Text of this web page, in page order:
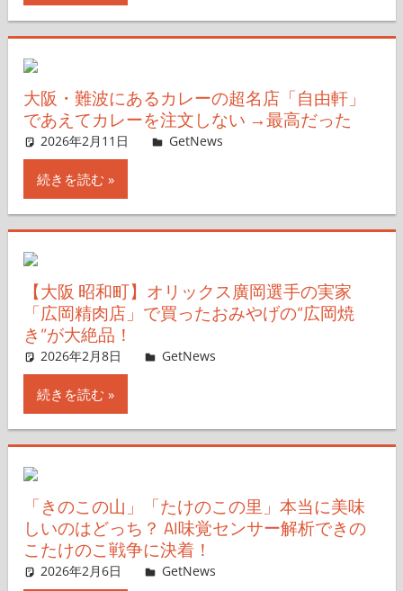
大阪・難波にあるカレーの超名店「自由軒」
であえてカレーを注文しない →最高だった
2026年2月11日 ガジェ通ウェブライター
GetNews
続きを読む
【大阪 昭和町】オリックス廣岡選手の実家
「広岡精肉店」で買ったおみやげの“広岡焼
き”が大絶品！
2026年2月8日 ガジェ通ウェブライター
GetNews
続きを読む
「きのこの山」「たけのこの里」本当に美味
しいのはどっち？ AI味覚センサー解析できの
こたけのこ戦争に決着！
2026年2月6日 ガジェ通ウェブライター
GetNews